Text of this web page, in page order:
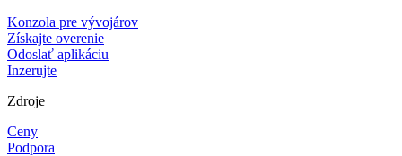
Konzola pre vývojárov
Získajte overenie
Odoslať aplikáciu
Inzerujte
Zdroje
Ceny
Podpora